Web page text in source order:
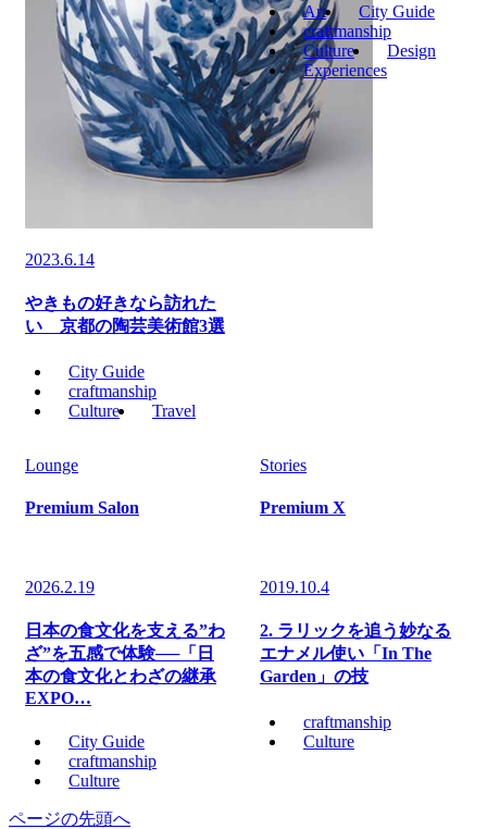
2023.6.14
やきもの好きなら訪れた
い 京都の陶芸美術館3選
City Guide
craftmanship
Culture
Travel
Art
City Guide
craftmanship
Culture
Design
Experiences
Lounge
Premium Salon
2026.2.19
日本の食文化を支える”わ
ざ”を五感で体験──「日
本の食文化とわざの継承
EXPO…
City Guide
craftmanship
Culture
Stories
Premium X
2019.10.4
2. ラリックを追う妙なる
エナメル使い「In The
Garden」の技
craftmanship
Culture
ページの先頭へ